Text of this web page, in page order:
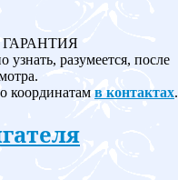
ГАРАНТИЯ
разумеется, после
координатам в контактах.